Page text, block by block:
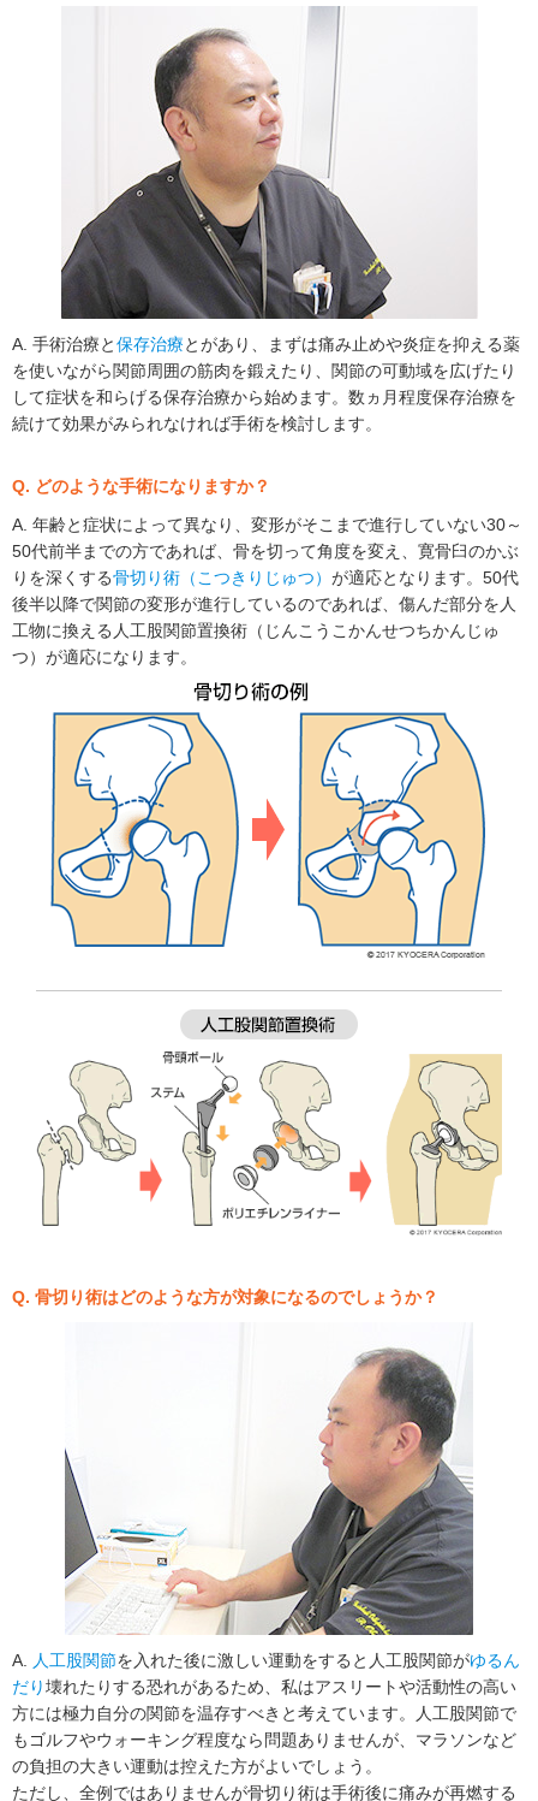
A. 手術治療と保存治療とがあり、まずは痛み止めや炎症を抑える薬
を使いながら関節周囲の筋肉を鍛えたり、関節の可動域を広げたり
して症状を和らげる保存治療から始めます。数ヵ月程度保存治療を
続けて効果がみられなければ手術を検討します。
Q. どのような手術になりますか？
A. 年齢と症状によって異なり、変形がそこまで進行していない30～
50代前半までの方であれば、骨を切って角度を変え、寛骨臼のかぶ
りを深くする骨切り術（こつきりじゅつ） が適応となります。50代
後半以降で関節の変形が進行しているのであれば、傷んだ部分を人
工物に換える人工股関節置換術（じんこうこかんせつちかんじゅ
つ）が適応になります。
Q. 骨切り術はどのような方が対象になるのでしょうか？
A. 人工股関節を入れた後に激しい運動をすると人工股関節がゆるん
だり壊れたりする恐れがあるため、私はアスリートや活動性の高い
方には極力自分の関節を温存すべきと考えています。人工股関節で
もゴルフやウォーキング程度なら問題ありませんが、マラソンなど
の負担の大きい運動は控えた方がよいでしょう。
ただし、全例ではありませんが骨切り術は手術後に痛みが再燃する